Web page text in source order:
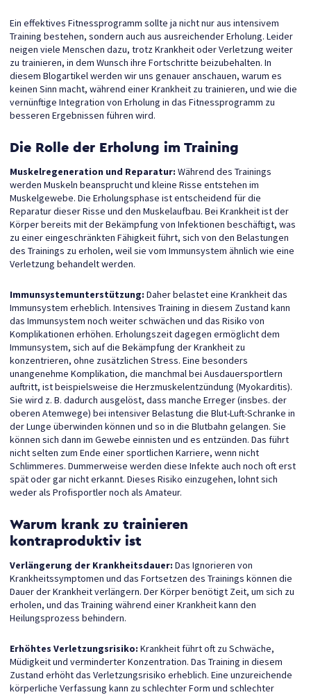
Ein effektives Fitnessprogramm sollte ja nicht nur aus intensivem
Training bestehen, sondern auch aus ausreichender Erholung. Leider
neigen viele Menschen dazu, trotz Krankheit oder Verletzung weiter
zu trainieren, in dem Wunsch ihre Fortschritte beizubehalten. In
diesem Blogartikel werden wir uns genauer anschauen, warum es
keinen Sinn macht, während einer Krankheit zu trainieren, und wie die
vernünftige Integration von Erholung in das Fitnessprogramm zu
besseren Ergebnissen führen wird.
Die Rolle der Erholung im Training
Muskelregeneration und Reparatur: Während des Trainings
werden Muskeln beansprucht und kleine Risse entstehen im
Muskelgewebe. Die Erholungsphase ist entscheidend für die
Reparatur dieser Risse und den Muskelaufbau. Bei Krankheit ist der
Körper bereits mit der Bekämpfung von Infektionen beschäftigt, was
zu einer eingeschränkten Fähigkeit führt, sich von den Belastungen
des Trainings zu erholen, weil sie vom Immunsystem ähnlich wie eine
Verletzung behandelt werden.
Immunsystemunterstützung: Daher belastet eine Krankheit das
Immunsystem erheblich. Intensives Training in diesem Zustand kann
das Immunsystem noch weiter schwächen und das Risiko von
Komplikationen erhöhen. Erholungszeit dagegen ermöglicht dem
Immunsystem, sich auf die Bekämpfung der Krankheit zu
konzentrieren, ohne zusätzlichen Stress. Eine besonders
unangenehme Komplikation, die manchmal bei Ausdauersportlern
auftritt, ist beispielsweise die Herzmuskelentzündung (Myokarditis).
Sie wird z. B. dadurch ausgelöst, dass manche Erreger (insbes. der
oberen Atemwege) bei intensiver Belastung die Blut-Luft-Schranke in
der Lunge überwinden können und so in die Blutbahn gelangen. Sie
können sich dann im Gewebe einnisten und es entzünden. Das führt
nicht selten zum Ende einer sportlichen Karriere, wenn nicht
Schlimmeres. Dummerweise werden diese Infekte auch noch oft erst
spät oder gar nicht erkannt. Dieses Risiko einzugehen, lohnt sich
weder als Profisportler noch als Amateur.
Warum krank zu trainieren
kontraproduktiv ist
Verlängerung der Krankheitsdauer: Das Ignorieren von
Krankheitssymptomen und das Fortsetzen des Trainings können die
Dauer der Krankheit verlängern. Der Körper benötigt Zeit, um sich zu
erholen, und das Training während einer Krankheit kann den
Heilungsprozess behindern.
Erhöhtes Verletzungsrisiko: Krankheit führt oft zu Schwäche,
Müdigkeit und verminderter Konzentration. Das Training in diesem
Zustand erhöht das Verletzungsrisiko erheblich. Eine unzureichende
körperliche Verfassung kann zu schlechter Form und schlechter